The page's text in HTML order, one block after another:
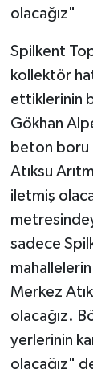
olacağız"
Spilkent
kollektör
ettiklerinin
Gökhan
beton boru
Atıksu
iletmiş
sadece
Merkez
olacağız.
yerlerinin
olacağız"